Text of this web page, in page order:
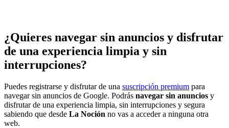
¿Quieres navegar sin anuncios y disfrutar
de una experiencia limpia y sin
interrupciones?
Puedes registrarse y disfrutar de una suscripción premium para
navegar sin anuncios de Google. Podrás navegar sin anuncios y
disfrutar de una experiencia limpia, sin interrupciones y segura
sabiendo que desde La Noción no vas a acceder a ninguna otra
web.